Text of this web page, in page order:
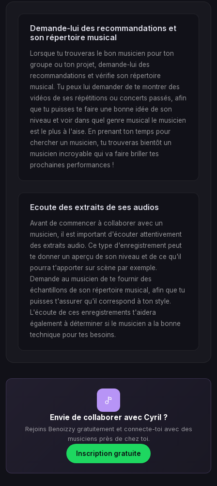
Demande-lui des recommandations et
son répertoire musical
Lorsque tu trouveras le bon musicien pour ton
groupe ou ton projet, demande-lui des
recommandations et vérifie son répertoire
musical. Tu peux lui demander de te montrer des
vidéos de ses répétitions ou concerts passés, afin
que tu puisses te faire une bonne idée de son
niveau et voir dans quel genre musical le musicien
est le plus à l'aise. En prenant ton temps pour
chercher un musicien, tu trouveras bientôt un
musicien incroyable qui va faire briller tes
prochaines performances !
Ecoute des extraits de ses audios
Avant de commencer à collaborer avec un
musicien, il est important d'écouter attentivement
des extraits audio. Ce type d'enregistrement peut
te donner un aperçu de son niveau et de ce qu'il
pourra t'apporter sur scène par exemple.
Demande au musicien de te fournir des
échantillons de son répertoire musical, afin que tu
puisses t'assurer qu'il correspond à ton style.
L'écoute de ces enregistrements t'aidera
également à déterminer si le musicien a la bonne
technique pour tes besoins.
Envie de collaborer avec Cyril ?
Rejoins Benoizzy gratuitement et connecte-toi avec des
musiciens près de chez toi.
Inscription gratuite